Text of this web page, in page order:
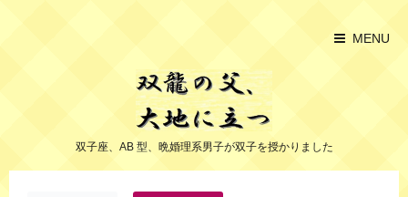
MENU
双子座、AB 型、晩婚理系男子が双子を授かりました